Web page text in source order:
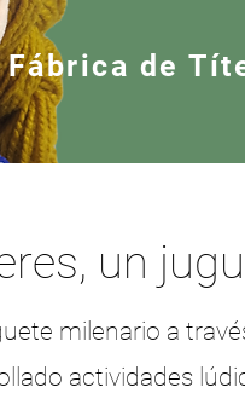
Fábrica de
un
milenario a
actividades